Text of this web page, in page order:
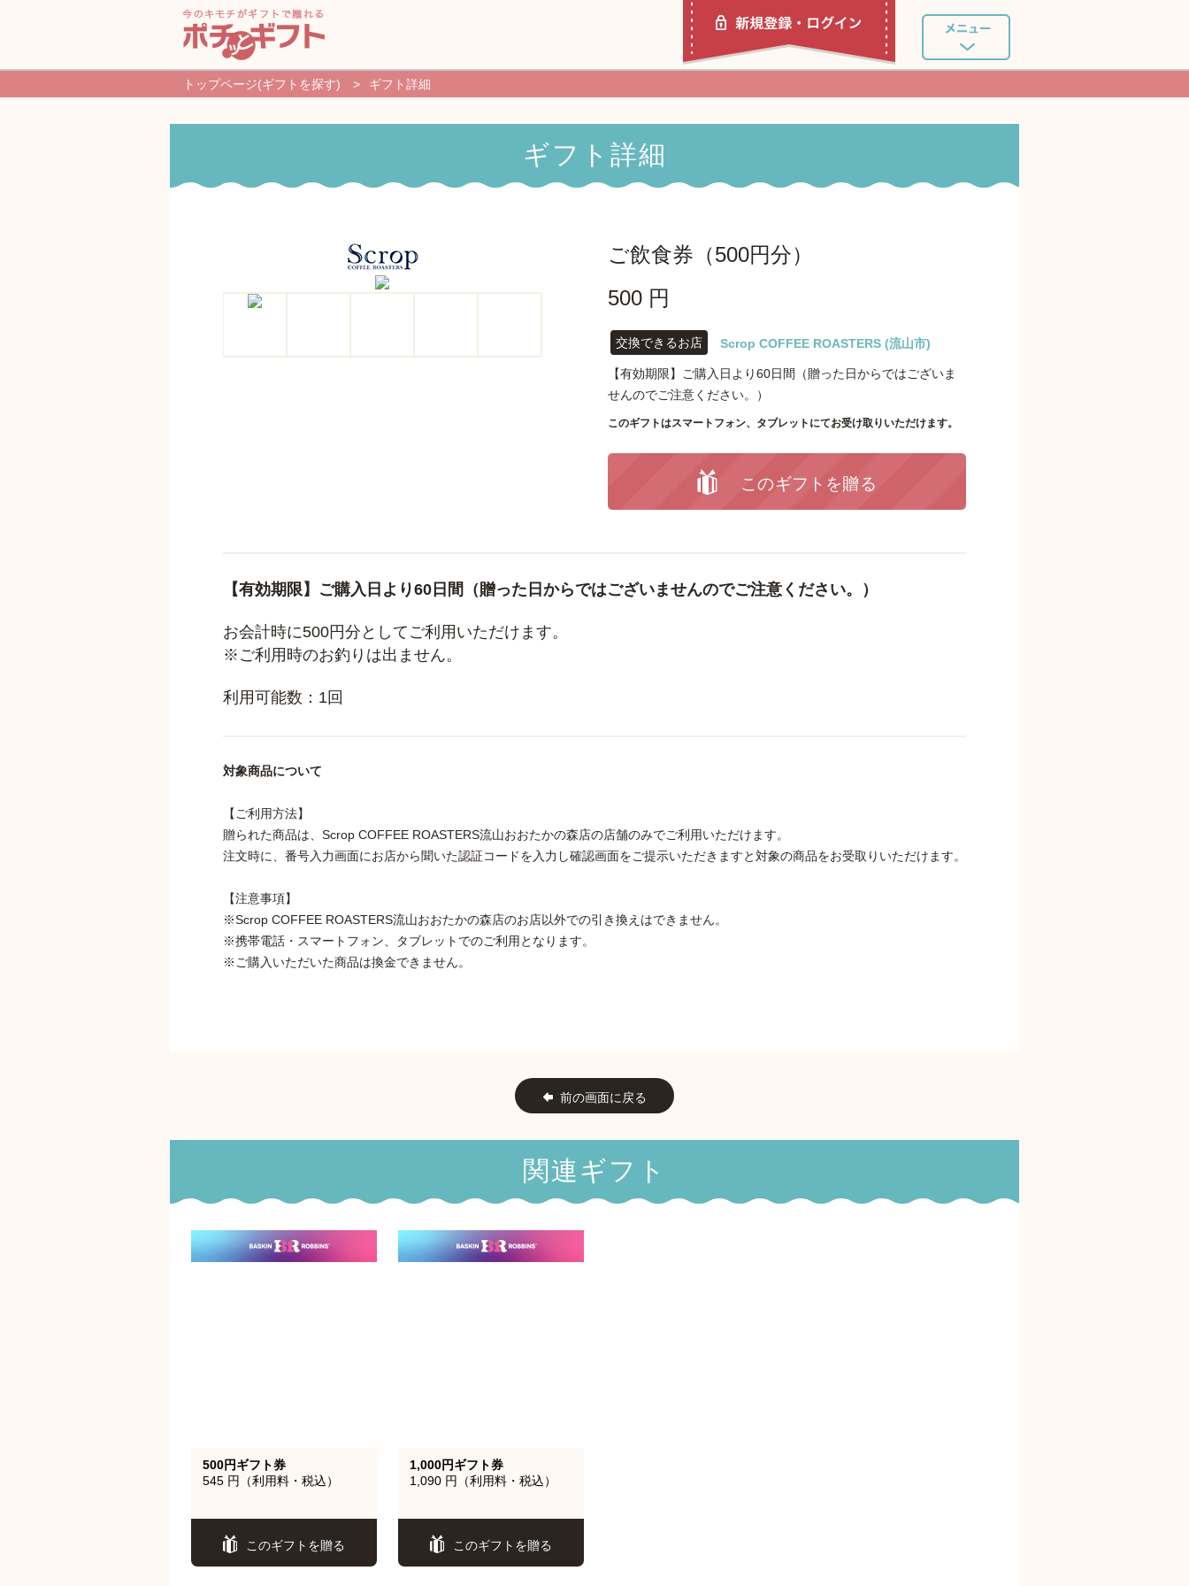
新規登録・ログイン
トップページ(ギフトを探す) > ギフト詳細
ギフト詳細
ご飲食券（500円分）
500 円
交換できるお店 Scrop COFFEE ROASTERS (流山市)
【有効期限】ご購入日より60日間（贈った日からではございま
せんのでご注意ください。）
このギフトはスマートフォン、タブレットにてお受け取りいただけます。
このギフトを贈る
【有効期限】ご購入日より60日間（贈った日からではございませんのでご注意ください。）
お会計時に500円分としてご利用いただけます。
※ご利用時のお釣りは出ません。
利用可能数：1回
対象商品について
【ご利用方法】
贈られた商品は、Scrop COFFEE ROASTERS流山おおたかの森店の店舗のみでご利用いただけます。
注文時に、番号入力画面にお店から聞いた認証コードを入力し確認画面をご提示いただきますと対象の商品をお受取りいただけます。
【注意事項】
※Scrop COFFEE ROASTERS流山おおたかの森店のお店以外での引き換えはできません。
※携帯電話・スマートフォン、タブレットでのご利用となります。
※ご購入いただいた商品は換金できません。
前の画面に戻る
関連ギフト
500円ギフト券
545 円（利用料・税込）
このギフトを贈る
1,000円ギフト券
1,090 円（利用料・税込）
このギフトを贈る